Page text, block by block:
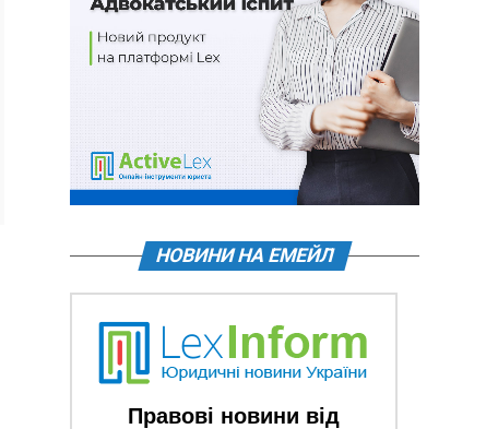
НОВИНИ НА ЕМЕЙЛ
Правові новини від